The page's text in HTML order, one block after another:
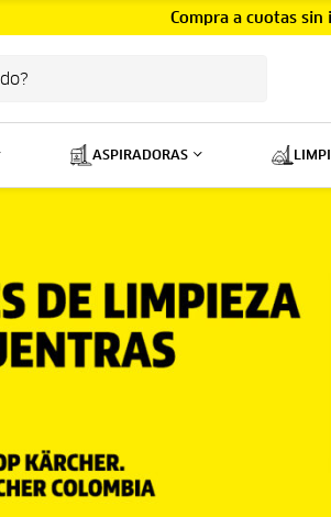
🛵 ¡EnvíosGRATISpor
ASPIRADORAS